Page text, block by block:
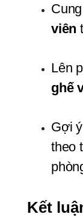
viên
Lên
ghế
Gợi
theo
Kết